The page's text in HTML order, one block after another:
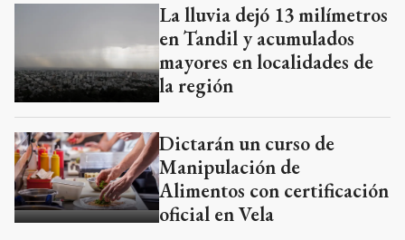
La lluvia dejó 13 milímetros
en Tandil y acumulados
mayores en localidades de
la región
Dictarán un curso de
Manipulación de
Alimentos con certificación
oficial en Vela